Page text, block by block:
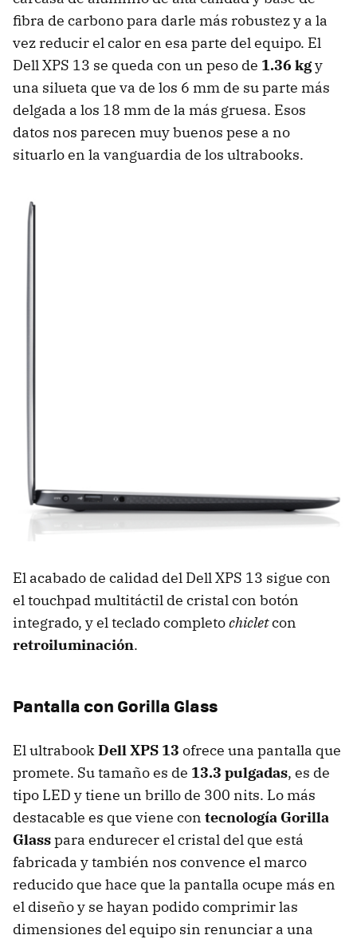
fibra de carbono para darle más robustez y a la
vez reducir el calor en esa parte del equipo. El
DellXPS 13 se queda con un peso de 1.36 kgy
una silueta que va de los 6 mm de su parte más
delgada a los 18 mm de la más gruesa. Esos
datos nos parecen muy buenos pese a no
situarlo en la vanguardia de los ultrabooks.
El acabado de calidad del DellXPS 13 sigue con
el touchpad multitáctil de cristal con botón
integrado, y el teclado completochicletcon
retroiluminación.
Pantalla con Gorilla Glass
El ultrabookDellXPS 13 ofrece una pantalla que
promete. Su tamaño es de 13.3 pulgadas, es de
tipo LED y tiene un brillo de 300 nits. Lo más
destacable es que viene con tecnología Gorilla
Glasspara endurecer el cristal del que está
fabricada y también nos convence el marco
reducido que hace que la pantalla ocupe más en
el diseño y se hayan podido comprimir las
dimensiones del equipo sin renunciar a una